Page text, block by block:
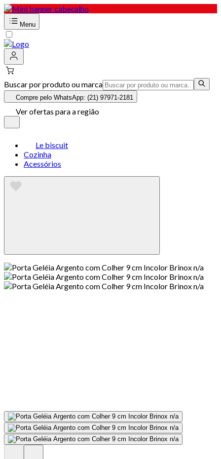
Menu
Buscar por produto ou marca
Compre pelo WhatsApp: (21) 97971-2181
Ver ofertas para a região
Le biscuit
Cozinha
Acessórios